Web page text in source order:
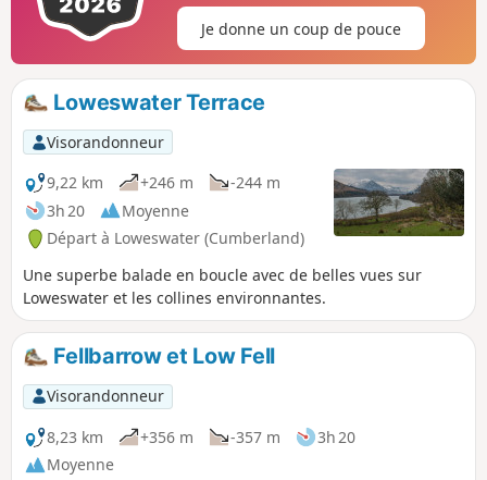
Je donne un coup de pouce
Loweswater Terrace
Visorandonneur
9,22 km
+246 m
-244 m
3h 20
Moyenne
Départ à Loweswater (Cumberland)
Une superbe balade en boucle avec de belles vues sur
Loweswater et les collines environnantes.
Fellbarrow et Low Fell
Visorandonneur
8,23 km
+356 m -357 m
3h 20
Moyenne